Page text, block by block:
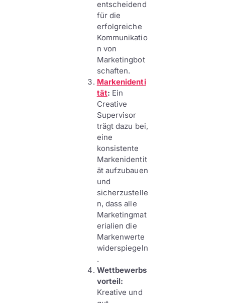
entscheidend
für die
erfolgreiche
Kommunikatio
n von
Marketingbot
schaften.
Markenidenti
tät: Ein
Creative
Supervisor
trägt dazu bei,
eine
konsistente
Markenidentit
ät aufzubauen
und
sicherzustelle
n, dass alle
Marketingmat
erialien die
Markenwerte
widerspiegeln
.
Wettbewerbs
vorteil:
Kreative und